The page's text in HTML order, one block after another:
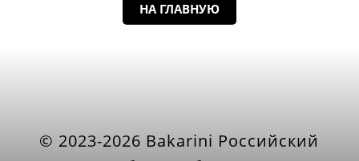
НА ГЛАВНУЮ
© 2023-2026 Bakarini Российский